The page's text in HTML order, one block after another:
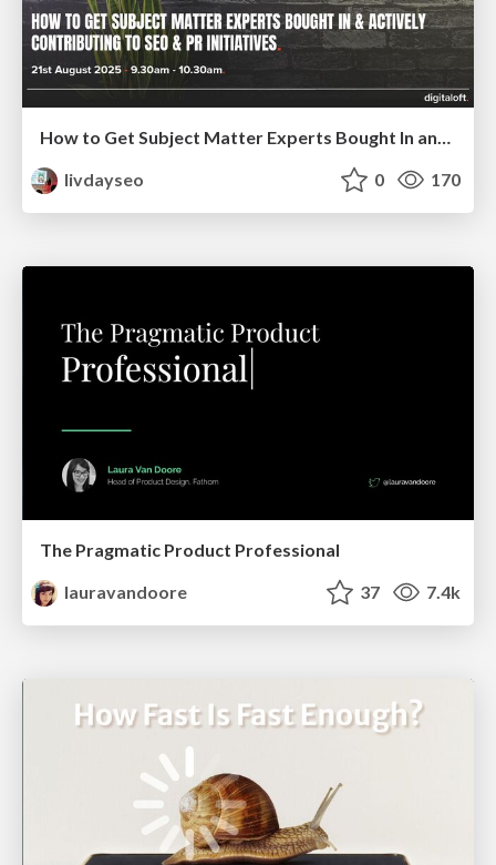
livdayseo
0 170
The Pragmatic Product Professional
lauravandoore
37 7.4k